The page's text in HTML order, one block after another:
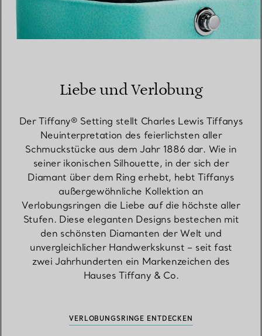
Liebe und Verlobung
Der Tiffany® Setting stellt Charles Lewis Tiffanys
Neuinterpretation des feierlichsten aller
Schmuckstücke aus dem Jahr 1886 dar. Wie in
seiner ikonischen Silhouette, in der sich der
Diamant über dem Ring erhebt, hebt Tiffanys
außergewöhnliche Kollektion an
Verlobungsringen die Liebe auf die höchste aller
Stufen. Diese eleganten Designs bestechen mit
den schönsten Diamanten der Welt und
unvergleichlicher Handwerkskunst – seit fast
zwei Jahrhunderten ein Markenzeichen des
Hauses Tiffany & Co.
VERLOBUNGSRINGE ENTDECKEN